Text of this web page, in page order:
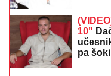
TAMARA ĐURIĆ
ZA BIVŠEG MUŽA
"Verujem da bi i on
detalji